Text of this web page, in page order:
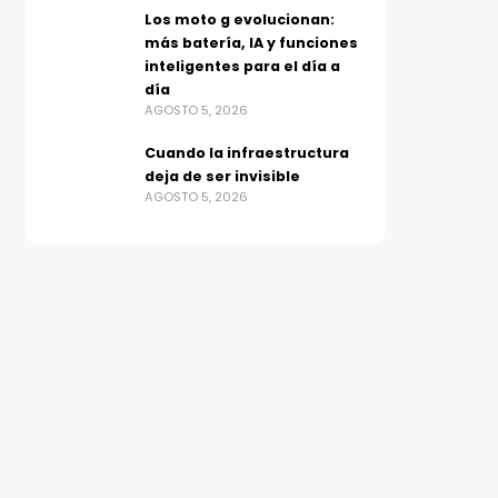
Los moto g evolucionan:
más batería, IA y funciones
inteligentes para el día a
día
AGOSTO 5, 2026
Cuando la infraestructura
deja de ser invisible
AGOSTO 5, 2026